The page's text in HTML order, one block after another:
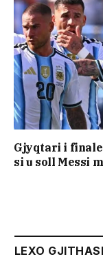
Gjyqtari i
si u soll Messi
LEXO